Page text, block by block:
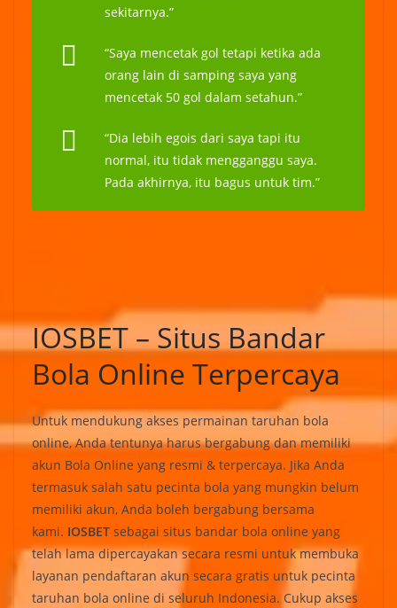
sekitarnya.”
“Saya mencetak gol tetapi ketika ada
orang lain di samping saya yang
mencetak 50 gol dalam setahun.”
“Dia lebih egois dari saya tapi itu
normal, itu tidak mengganggu saya.
Pada akhirnya, itu bagus untuk tim.”
IOSBET – Situs Bandar
Bola Online Terpercaya
Untuk mendukung akses permainan taruhan bola
online, Anda tentunya harus bergabung dan memiliki
akun Bola Online yang resmi & terpercaya. Jika Anda
termasuk salah satu pecinta bola yang mungkin belum
memiliki akun, Anda boleh bergabung bersama
kami. IOSBET sebagai situs bandar bola online yang
telah lama dipercayakan secara resmi untuk membuka
layanan pendaftaran akun secara gratis untuk pecinta
taruhan bola online di seluruh Indonesia. Cukup akses